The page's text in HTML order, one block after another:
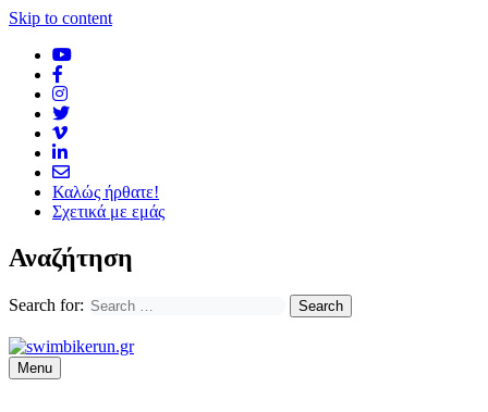
Skip to content
Καλώς ήρθατε!
Σχετικά με εμάς
Αναζήτηση
Search for:
Menu